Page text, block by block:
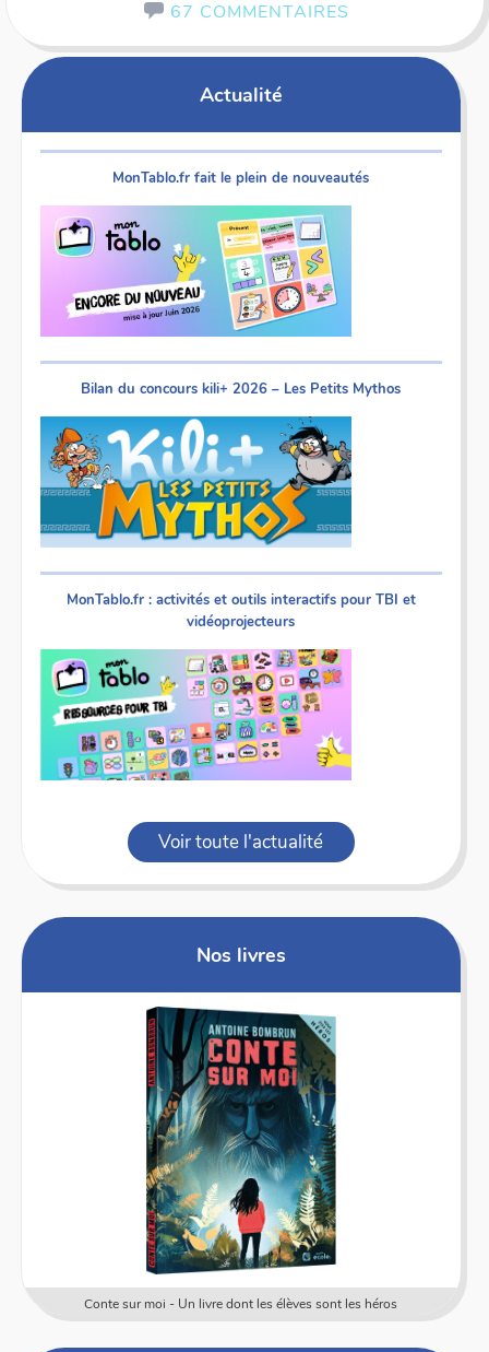
67 COMMENTAIRES
Actualité
MonTablo.fr fait le plein de nouveautés
Bilan du concours kili+ 2026 – Les Petits Mythos
MonTablo.fr : activités et outils interactifs pour TBI et
vidéoprojecteurs
Voir toute l'actualité
Nos livres
Conte sur moi - Un livre dont les élèves sont les héros